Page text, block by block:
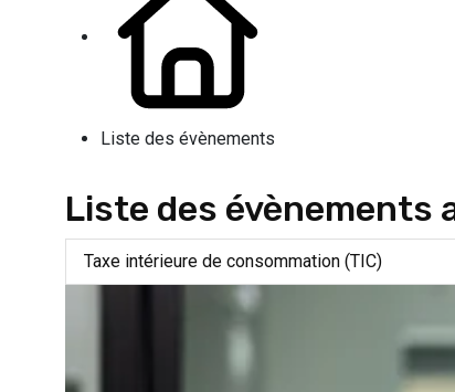
Liste des évènements
Liste des évènements
Taxe intérieure de consommation (TIC)